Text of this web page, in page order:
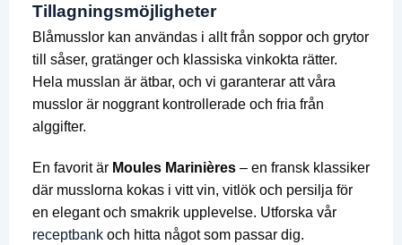
Tillagningsmöjligheter
Blåmusslor kan användas i allt från soppor och grytor
till såser, gratänger och klassiska vinkokta rätter.
Hela musslan är ätbar, och vi garanterar att våra
musslor är noggrant kontrollerade och fria från
alggifter.
En favorit är Moules Marinières– en fransk klassiker
där musslorna kokas i vitt vin, vitlök och persilja för
en elegant och smakrik upplevelse. Utforska vår
receptbankoch hitta något som passar dig.